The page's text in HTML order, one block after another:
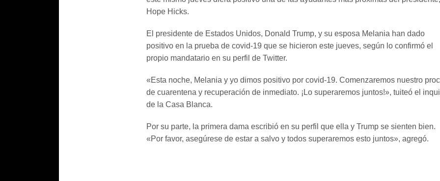
Hope Hicks.
El presidente de Estados Unidos, Donald Trump, y su esposa Melania han dado
positivo en la prueba de covid-19 que se hicieron este jueves, según lo confirmó el
propio mandatario en su perfil de Twitter.
«Esta noche, Melania y yo dimos positivo por covid-19. Comenzaremos nuestro
de cuarentena y recuperación de inmediato. ¡Lo superaremos juntos!», tuiteó el
de la Casa Blanca.
Por su parte, la primera dama escribió en su perfil que ella y Trump se sienten bien.
«Por favor, asegúrese de estar a salvo y todos superaremos esto juntos», agregó.